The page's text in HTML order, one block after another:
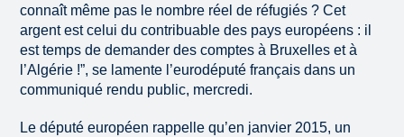
connaît même pas le nombre réel de réfugiés ? Cet
argent est celui du contribuable des pays européens : il
est temps de demander des comptes à Bruxelles et à
l’Algérie !”, se lamente l’eurodéputé français dans un
communiqué rendu public, mercredi.
Le député européen rappelle qu’en janvier 2015, un